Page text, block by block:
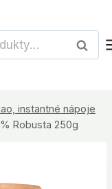
instantné nápoje
Robusta 250g